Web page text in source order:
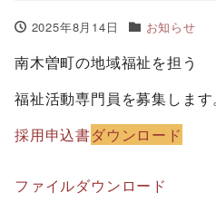
2025年8月14日 お知らせ
南木曽町の地域福祉を担う
福祉活動専門員を募集します
採用申込書ダウンロード
ファイルダウンロード